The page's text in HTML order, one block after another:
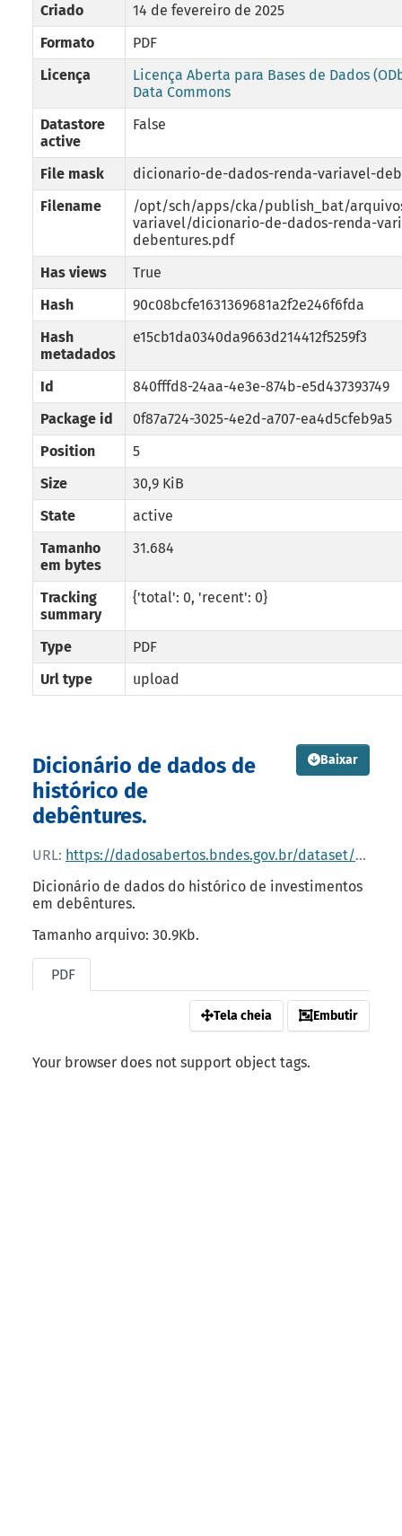
Baixar
Dicionário de dados de
histórico de
debêntures.
URL: https://dadosabertos.bndes.gov.br/dataset/0f87a724-3025-4e2d-a707-ea4d5cfeb9a5/resource/840fffd8-24aa-4e3e-874b-e5d437393749/download/dicionario-de-dados-renda-variavel-debentures.pdf
Dicionário de dados do histórico de investimentos
em debêntures.
Tamanho arquivo: 30.9Kb.
PDF
Tela cheia Embutir
Your browser does not support object tags.
Criado
14 de fevereiro de 2025
Formato
PDF
Licença
Licença Aberta para Bases de Dados
Data Commons
Datastore
active
False
File mask
dicionario-de-dados-renda-variavel-
Filename
/opt/sch/apps/cka/publish_bat/
variavel/dicionario-de-dados-renda-
debentures.pdf
Has views
True
Hash
90c08bcfe1631369681a2f2e246f6fda
Hash
metadados
e15cb1da0340da9663d214412f5259f3
Id
840fffd8-24aa-4e3e-874b-e5d437393749
Package id
0f87a724-3025-4e2d-a707-ea4d5cfeb9a5
Position
5
Size
30,9 KiB
State
active
Tamanho
em bytes
31.684
Tracking
summary
{'total': 0, 'recent': 0}
Type
PDF
Url type
upload